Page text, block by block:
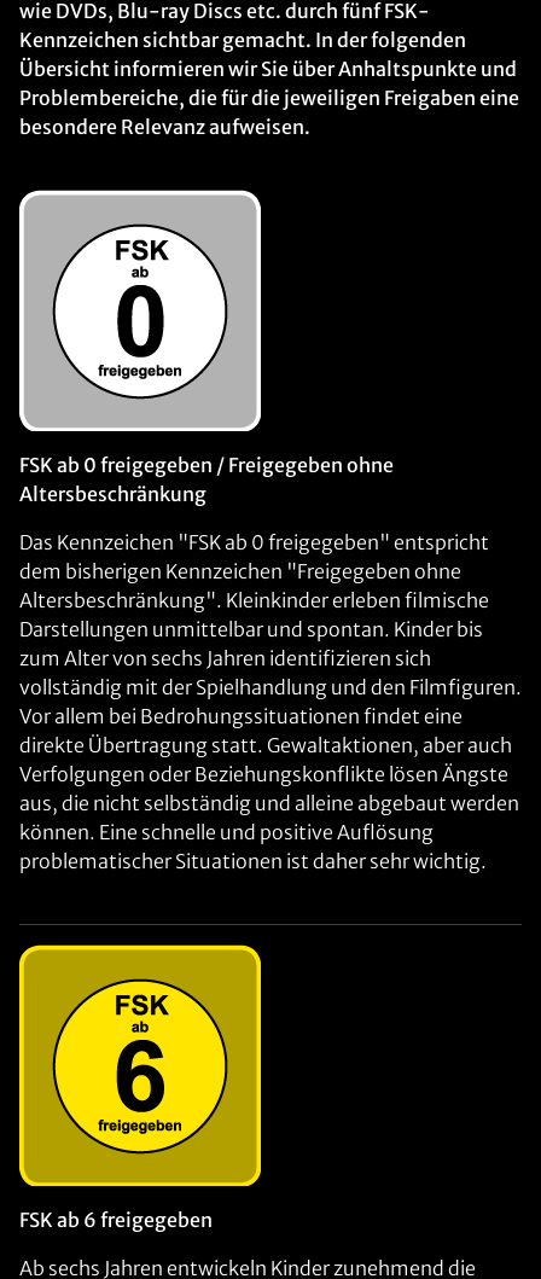
wie DVDs, Blu-ray Discs etc. durch fünf FSK-
Kennzeichen sichtbar gemacht. In der folgenden
Übersicht informieren wir Sie über Anhaltspunkte und
Problembereiche, die für die jeweiligen Freigaben eine
besondere Relevanz aufweisen.
FSK ab 0 freigegeben / Freigegeben ohne
Altersbeschränkung
Das Kennzeichen "FSK ab 0 freigegeben" entspricht
dem bisherigen Kennzeichen "Freigegeben ohne
Altersbeschränkung". Kleinkinder erleben filmische
Darstellungen unmittelbar und spontan. Kinder bis
zum Alter von sechs Jahren identifizieren sich
vollständig mit der Spielhandlung und den Filmfiguren.
Vor allem bei Bedrohungssituationen findet eine
direkte Übertragung statt. Gewaltaktionen, aber auch
Verfolgungen oder Beziehungskonflikte lösen Ängste
aus, die nicht selbständig und alleine abgebaut werden
können. Eine schnelle und positive Auflösung
problematischer Situationen ist daher sehr wichtig.
FSK ab 6 freigegeben
Ab sechs Jahren entwickeln Kinder zunehmend die